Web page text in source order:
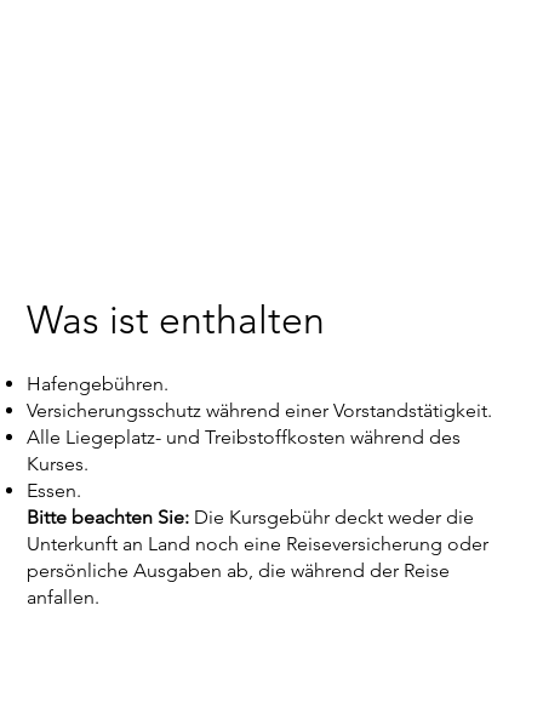
Was ist enthalten
Hafengebühren.
Versicherungsschutz während einer Vorstandstätigkeit.
Alle Liegeplatz- und Treibstoffkosten während des
Kurses.
Essen.
Bitte beachten Sie: Die Kursgebühr deckt weder die
Unterkunft an Land noch eine Reiseversicherung oder
persönliche Ausgaben ab, die während der Reise
anfallen.